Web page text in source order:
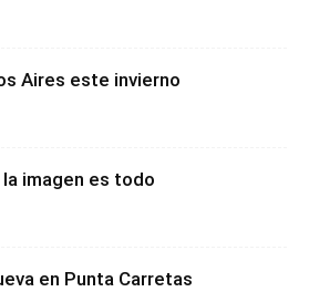
Aires este invierno
imagen es todo
en Punta Carretas